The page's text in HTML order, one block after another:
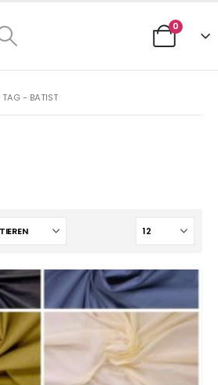
0
TAG - BATIST